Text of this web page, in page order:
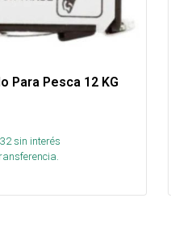
Para Pesca 12 KG
sin interés